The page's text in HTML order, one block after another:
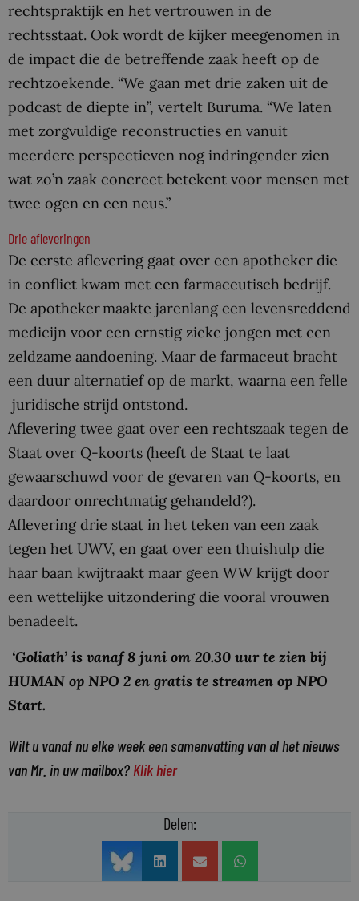
rechtspraktijk en het vertrouwen in de
rechtsstaat. Ook wordt de kijker meegenomen in
de impact die de betreffende zaak heeft op de
rechtzoekende. “We gaan met drie zaken uit de
podcast de diepte in”, vertelt Buruma. “We laten
met zorgvuldige reconstructies en vanuit
meerdere perspectieven nog indringender zien
wat zo’n zaak concreet betekent voor mensen met
twee ogen en een neus.”
Drie afleveringen
De eerste aflevering gaat over een apotheker die
in conflict kwam met een farmaceutisch bedrijf.
De apotheker maakte jarenlang een levensreddend
medicijn voor een ernstig zieke jongen met een
zeldzame aandoening. Maar de farmaceut bracht
een duur alternatief op de markt, waarna een felle
juridische strijd ontstond.
Aflevering twee gaat over een rechtszaak tegen de
Staat over Q-koorts (heeft de Staat te laat
gewaarschuwd voor de gevaren van Q-koorts, en
daardoor onrechtmatig gehandeld?).
Aflevering drie staat in het teken van een zaak
tegen het UWV, en gaat over een thuishulp die
haar baan kwijtraakt maar geen WW krijgt door
een wettelijke uitzondering die vooral vrouwen
benadeelt.
‘Goliath’ is vanaf 8 juni om 20.30 uur te zien bij
HUMAN op NPO 2 en gratis te streamen op NPO
Start.
Wilt u vanaf nu elke week een samenvatting van al het nieuws
van Mr. in uw mailbox? Klik hier
Delen: